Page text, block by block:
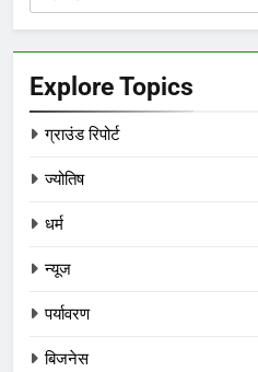
Explore Topics
ग्राउंड रिपोर्ट
ज्योतिष
धर्म
न्यूज
पर्यावरण
बिजनेस